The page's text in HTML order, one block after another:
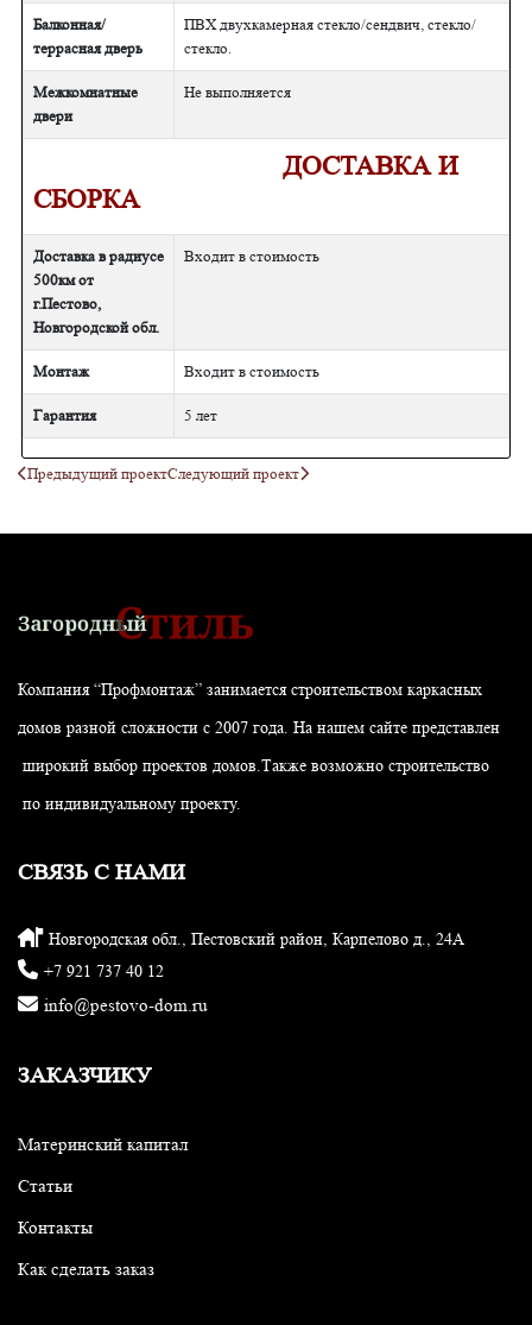
Балконная/
террасная дверь
ПВХ двухкамерная стекло/сендвич, стекло/
стекло.
Межкомнатные
двери
Не выполняется
ДОСТАВКА И
СБОРКА
Доставка в радиусе
500км от
г.Пестово,
Новгородской обл.
Входит в стоимость
Монтаж Входит в стоимость
Гарантия 5 лет
Предыдущий проектСледующий проект
Компания “Профмонтаж” занимается строительством каркасных
домов разной сложности с 2007 года. На нашем сайте представлен
широкий выбор проектов домов.Также возможно строительство
по индивидуальному проекту.
СВЯЗЬ С НАМИ
Новгородская обл., Пестовский район, Карпелово д., 24А
+7 921 737 40 12
info@pestovo-dom.ru
ЗАКАЗЧИКУ
Материнский капитал
Статьи
Контакты
Как сделать заказ